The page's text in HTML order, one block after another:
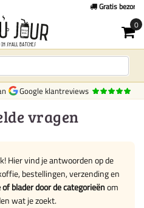
Google klantreviews
vragen
Hier vind je antwoorden op de
bestellingen, verzending en
blader door de categorieënom
wat je zoekt.